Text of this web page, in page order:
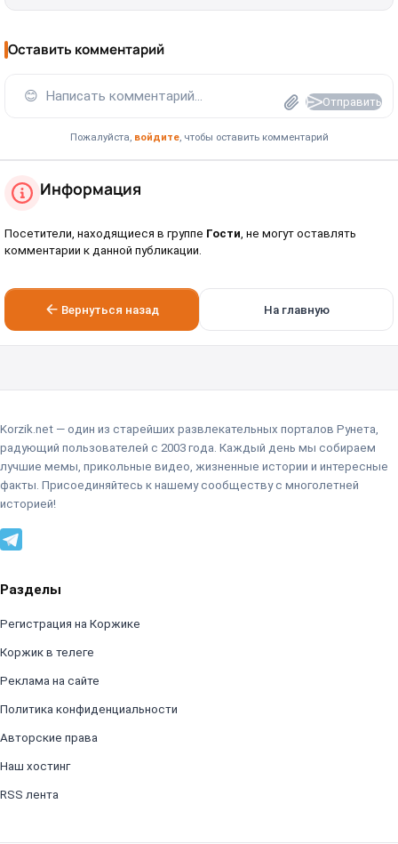
Оставить комментарий
😊 Написать комментарий... Отправить
Пожалуйста, войдите, чтобы оставить комментарий
Информация
Посетители, находящиеся в группе Гости, не могут оставлять
комментарии к данной публикации.
Вернуться назад На главную
Korzik.net — один из старейших развлекательных порталов Рунета,
радующий пользователей с 2003 года. Каждый день мы собираем
лучшие мемы, прикольные видео, жизненные истории и интересные
факты. Присоединяйтесь к нашему сообществу с многолетней
историей!
Разделы
Регистрация на Коржике
Коржик в телеге
Реклама на сайте
Политика конфиденциальности
Авторские права
Наш хостинг
RSS лента